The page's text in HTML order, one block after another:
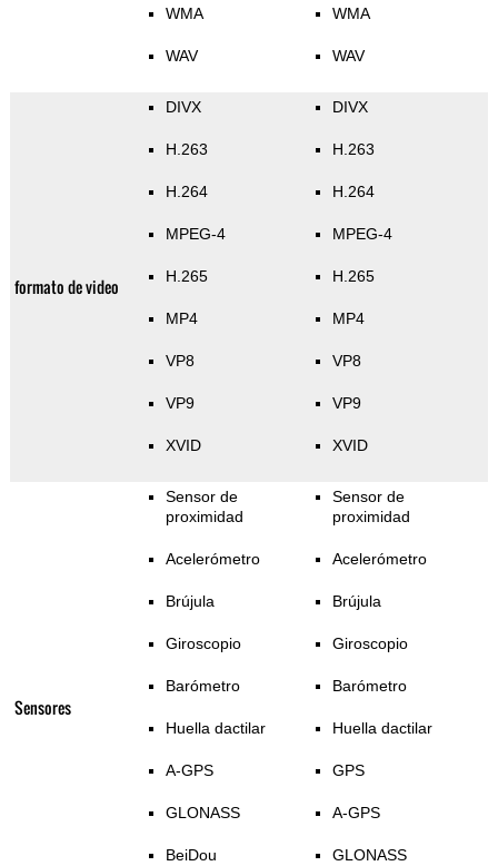
WMA
WAV
WMA
WAV
formato de video
DIVX
H.263
H.264
MPEG-4
H.265
MP4
VP8
VP9
XVID
DIVX
H.263
H.264
MPEG-4
H.265
MP4
VP8
VP9
XVID
Sensores
Sensor de
proximidad
Acelerómetro
Brújula
Giroscopio
Barómetro
Huella dactilar
A-GPS
GLONASS
BeiDou
Sensor de
proximidad
Acelerómetro
Brújula
Giroscopio
Barómetro
Huella dactilar
GPS
A-GPS
GLONASS